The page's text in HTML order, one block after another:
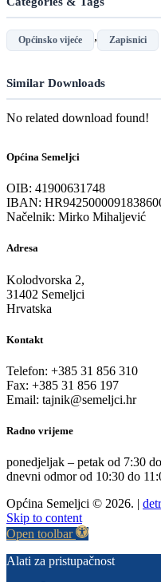
Općinsko vijeće , Zapisnici
Similar Downloads
No related download found!
Općina Semeljci
OIB: 41900631748
IBAN:
Načelnik: Mirko Mihaljević
Adresa
Kolodvorska 2,
31402 Semeljci
Hrvatska
Kontakt
Telefon: +385 31 856 310
Fax: +385 31 856 197
Email: tajnik@semeljci.hr
Radno vrijeme
ponedjeljak – petak od 7:30
dnevni odmor od 10:30 do
Općina Semeljci © 2026. |
Skip to content
Open toolbar
Alati za pristupačnost